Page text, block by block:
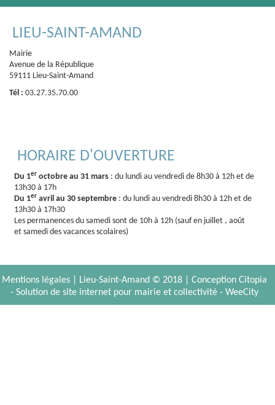
LIEU-SAINT-AMAND
Mairie
Avenue de la République
59111 Lieu-Saint-Amand
Tél : 03.27.35.70.00
HORAIRE D'OUVERTURE
Du 1er octobre au 31 mars : du lundi au vendredi de 8h30 à 12h et de
13h30 à 17h
Du 1er avril au 30 septembre : du lundi au vendredi 8h30 à 12h et de
13h30 à 17h30
Les permanences du samedi sont de 10h à 12h (sauf en juillet , août
et samedi des vacances scolaires)
Mentions légales | Lieu-Saint-Amand © 2018 | Conception Citopia
- Solution de site internet pour mairie et collectivité - WeeCity